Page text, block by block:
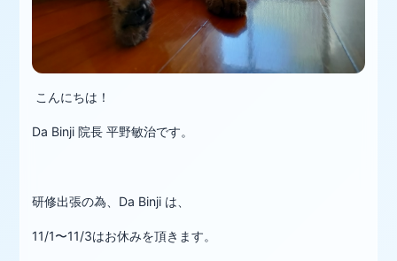
こんにちは！
Da Binji 院長 平野敏治です。
研修出張の為、Da Binji は、
11/1〜11/3はお休みを頂きます。